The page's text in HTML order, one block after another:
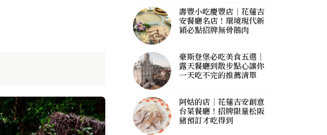
壽豐小吃慶豐店｜花蓮吉
安餐廳名店！環境現代新
穎必點招牌無骨鵝肉
豪斯登堡必吃美食五選｜
露天餐廳到散步點心讓你
一天吃不完的推薦清單
阿姑的店｜花蓮吉安創意
台菜餐廳！招牌限量松阪
豬預訂才吃得到